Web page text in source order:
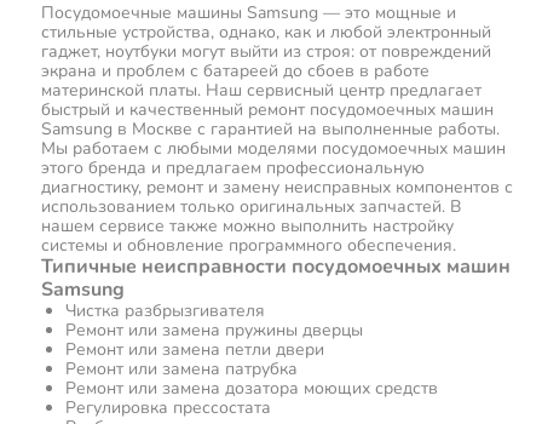
Посудомоечные машины Samsung — это мощные и
стильные устройства, однако, как и любой электронный
гаджет, ноутбуки могут выйти из строя: от повреждений
экрана и проблем с батареей до сбоев в работе
материнской платы. Наш сервисный центр предлагает
быстрый и качественный ремонт посудомоечных машин
Samsung в Москве с гарантией на выполненные работы.
Мы работаем с любыми моделями посудомоечных машин
этого бренда и предлагаем профессиональную
диагностику, ремонт и замену неисправных компонентов с
использованием только оригинальных запчастей. В
нашем сервисе также можно выполнить настройку
системы и обновление программного обеспечения.
Типичные неисправности посудомоечных машин
Samsung
Чистка разбрызгивателя
Ремонт или замена пружины дверцы
Ремонт или замена петли двери
Ремонт или замена патрубка
Ремонт или замена дозатора моющих средств
Регулировка прессостата